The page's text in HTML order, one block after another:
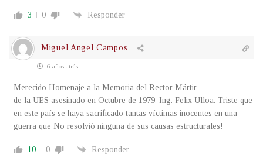
3 0 Responder
Miguel Angel Campos
6 años atrás
Merecido Homenaje a la Memoria del Rector Mártir
de la UES asesinado en Octubre de 1979, Ing. Felix Ulloa. Triste que
en este país se haya sacrificado tantas víctimas inocentes en una
guerra que No resolvió ninguna de sus causas estructurales!
10 0 Responder